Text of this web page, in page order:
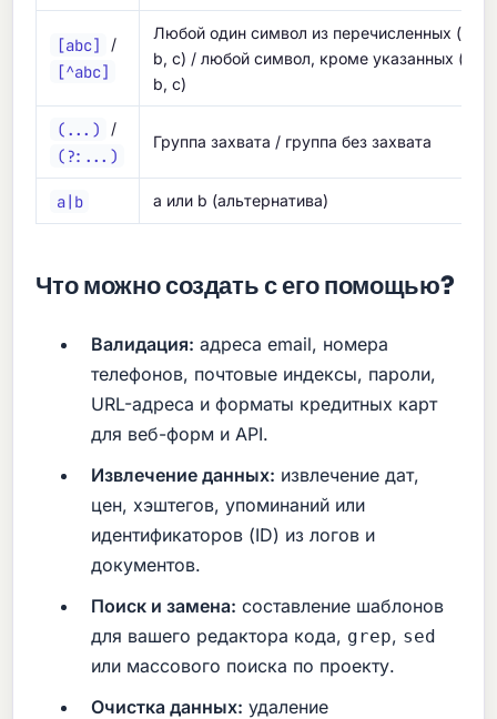
[abc] /
[^abc]
Любой один символ из перечисленных (a,
b, c) / любой символ, кроме указанных (a,
b, c)
(...) /
(?:...)
Группа захвата / группа без захвата
a|b a или b (альтернатива)
Что можно создать с его помощью?
Валидация: адреса email, номера
телефонов, почтовые индексы, пароли,
URL-адреса и форматы кредитных карт
для веб-форм и API.
Извлечение данных: извлечение дат,
цен, хэштегов, упоминаний или
идентификаторов (ID) из логов и
документов.
Поиск и замена: составление шаблонов
для вашего редактора кода, grep, sed
или массового поиска по проекту.
Очистка данных: удаление